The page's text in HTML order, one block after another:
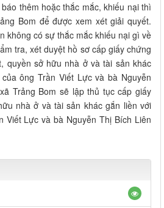
thêm hoặc thắc mắc, khiếu nại thì
Bom để được xem xét giải quyết.
không có sự thắc mắc khiếu nại gì về
tra, xét duyệt hồ sơ cấp giấy chứng
quyền sở hữu nhà ở và tài sản khác
ông Trần Viết Lực và bà Nguyễn
Trảng Bom sẽ lập thủ tục cấp giấy
nhà ở và tài sản khác gắn liền với
Viết Lực và bà Nguyễn Thị Bích Liên